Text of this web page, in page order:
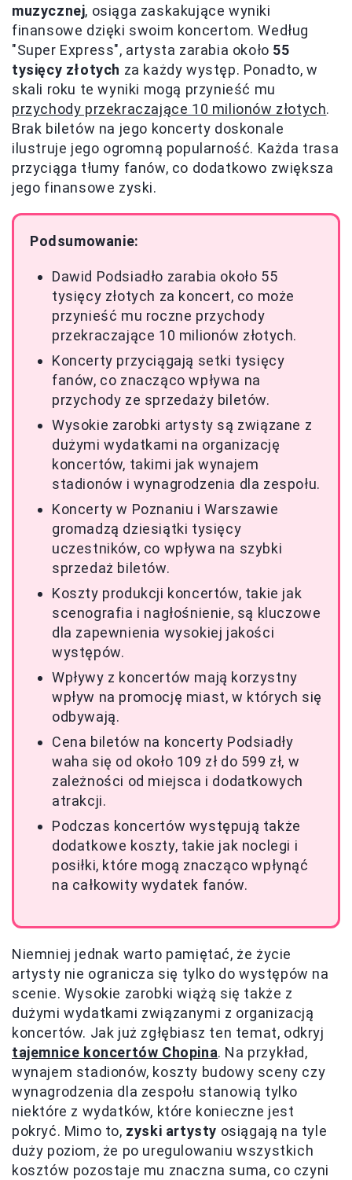
muzycznej, osiąga zaskakujące wyniki
finansowe dzięki swoim koncertom. Według
"Super Express", artysta zarabia około 55
tysięcy złotych za każdy występ. Ponadto, w
skali roku te wyniki mogą przynieść mu
przychody przekraczające 10 milionów złotych.
Brak biletów na jego koncerty doskonale
ilustruje jego ogromną popularność. Każda trasa
przyciąga tłumy fanów, co dodatkowo zwiększa
jego finansowe zyski.
Podsumowanie:
Dawid Podsiadło zarabia około 55
tysięcy złotych za koncert, co może
przynieść mu roczne przychody
przekraczające 10 milionów złotych.
Koncerty przyciągają setki tysięcy
fanów, co znacząco wpływa na
przychody ze sprzedaży biletów.
Wysokie zarobki artysty są związane z
dużymi wydatkami na organizację
koncertów, takimi jak wynajem
stadionów i wynagrodzenia dla zespołu.
Koncerty w Poznaniu i Warszawie
gromadzą dziesiątki tysięcy
uczestników, co wpływa na szybki
sprzedaż biletów.
Koszty produkcji koncertów, takie jak
scenografia i nagłośnienie, są kluczowe
dla zapewnienia wysokiej jakości
występów.
Wpływy z koncertów mają korzystny
wpływ na promocję miast, w których się
odbywają.
Cena biletów na koncerty Podsiadły
waha się od około 109 zł do 599 zł, w
zależności od miejsca i dodatkowych
atrakcji.
Podczas koncertów występują także
dodatkowe koszty, takie jak noclegi i
posiłki, które mogą znacząco wpłynąć
na całkowity wydatek fanów.
Niemniej jednak warto pamiętać, że życie
artysty nie ogranicza się tylko do występów na
scenie. Wysokie zarobki wiążą się także z
dużymi wydatkami związanymi z organizacją
koncertów. Jak już zgłębiasz ten temat, odkryj
tajemnice koncertów Chopina. Na przykład,
wynajem stadionów, koszty budowy sceny czy
wynagrodzenia dla zespołu stanowią tylko
niektóre z wydatków, które konieczne jest
pokryć. Mimo to, zyski artysty osiągają na tyle
duży poziom, że po uregulowaniu wszystkich
kosztów pozostaje mu znaczna suma, co czyni